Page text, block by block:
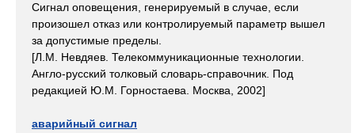
Сигнал оповещения, генерируемый в случае, если
произошел отказ или контролируемый параметр вышел
за допустимые пределы.
[Л.М. Невдяев. Телекоммуникационные технологии.
Англо-русский толковый словарь-справочник. Под
редакцией Ю.М. Горностаева. Москва, 2002]
аварийный сигнал